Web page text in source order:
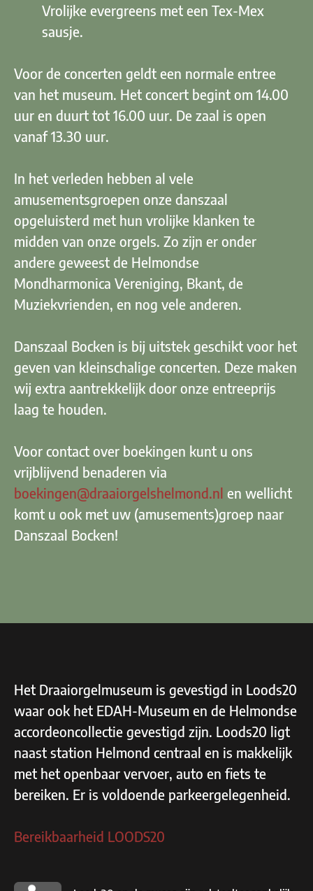
Vrolijke evergreens met een Tex-Mex
sausje.
Voor de concerten geldt een normale entree
van het museum. Het concert begint om 14.00
uur en duurt tot 16.00 uur. De zaal is open
vanaf 13.30 uur.
In het verleden hebben al vele
amusementsgroepen onze danszaal
opgeluisterd met hun vrolijke klanken te
midden van onze orgels. Zo zijn er onder
andere geweest de Helmondse
Mondharmonica Vereniging, Bkant, de
Muziekvrienden, en nog vele anderen.
Danszaal Bocken is bij uitstek geschikt voor het
geven van kleinschalige concerten. Deze maken
wij extra aantrekkelijk door onze entreeprijs
laag te houden.
Voor contact over boekingen kunt u ons
vrijblijvend benaderen via
boekingen@draaiorgelshelmond.nl en wellicht
komt u ook met uw (amusements)groep naar
Danszaal Bocken!
Het Draaiorgelmuseum is gevestigd in Loods20
waar ook het EDAH-Museum en de Helmondse
accordeoncollectie gevestigd zijn. Loods20 ligt
naast station Helmond centraal en is makkelijk
met het openbaar vervoer, auto en fiets te
bereiken. Er is voldoende parkeergelegenheid.
Bereikbaarheid LOODS20